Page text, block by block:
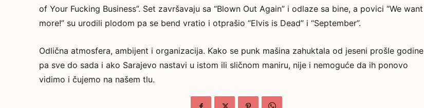
of Your Fucking Business”. Set završavaju sa “Blown Out Again” i odlaze sa bine, a povici “We want
more!” su urodili plodom pa se bend vratio i otprašio “Elvis is Dead” i “September”.
Odlična atmosfera, ambijent i organizacija. Kako se punk mašina zahuktala od jeseni prošle godine
pa sve do sada i ako Sarajevo nastavi u istom ili sličnom maniru, nije i nemoguće da ih ponovo
vidimo i čujemo na našem tlu.